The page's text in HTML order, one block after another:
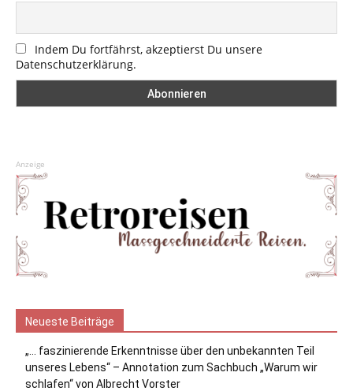
Indem Du fortfährst, akzeptierst Du unsere
Datenschutzerklärung.
Anzeige
Neueste Beiträge
„… faszinierende Erkenntnisse über den unbekannten Teil
unseres Lebens“ – Annotation zum Sachbuch „Warum wir
schlafen“ von Albrecht Vorster